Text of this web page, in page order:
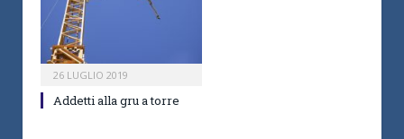
26 LUGLIO 2019
Addetti alla gru a torre